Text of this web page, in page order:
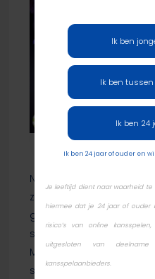
Daan Mulders
Net als in het toernooi
zouden ook zij de
gaan innemen. Onze
spelend vanaf Malta,
Met $41.632 kon hij wel
succesvol toernooi. De
Ik ben
Ik ben tussen
Ik ben 24
Ik ben 24 jaar of ouder en
Je leeftijd dient naar waarheid
hiermee dat je 24 jaar of
risico’s van online
uitgesloten van
kansspelaanbieders.